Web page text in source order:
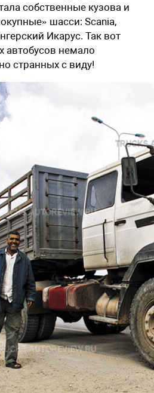
собственные кузова и
шасси: Scania,
Икарус. Так вот
автобусов немало
странных с виду!